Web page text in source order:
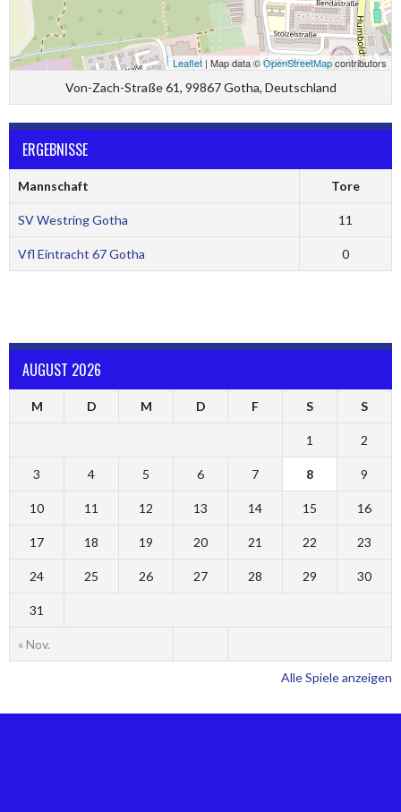
Leaflet | Map data ©OpenStreetMapcontributors
Von-Zach-Straße 61, 99867 Gotha, Deutschland
ERGEBNISSE
Mannschaft Tore
SV Westring Gotha 11
Vfl Eintracht 67 Gotha 0
AUGUST 2026
M D M D F S S
« Nov.
1 2
3 4 5 6 7 8 9
10 11 12 13 14 15 16
17 18 19 20 21 22 23
24 25 26 27 28 29 30
31
Alle Spiele anzeigen